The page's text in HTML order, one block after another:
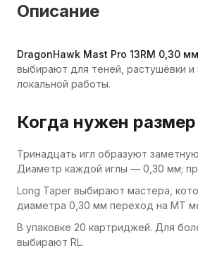
Описание
DragonHawk Mast Pro 13RM 0,30
выбирают для теней, растушёвки и
локальной работы.
Когда нужен размер
Тринадцать игл образуют
Диаметр каждой иглы — 0,30 мм;
Long Taper выбирают мастера,
диаметра 0,30 мм переход на MT
В упаковке 20 картриджей. Для
выбирают RL.